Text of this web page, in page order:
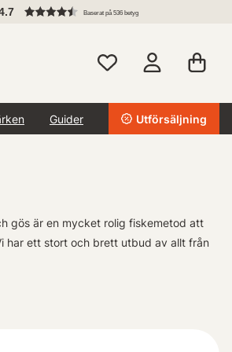
Baserat på 536 betyg
Guider Utförsäljning
gös är en mycket rolig fiskemetod att
har ett stort och brett utbud av allt från
om du föredrar traditionell metspö-